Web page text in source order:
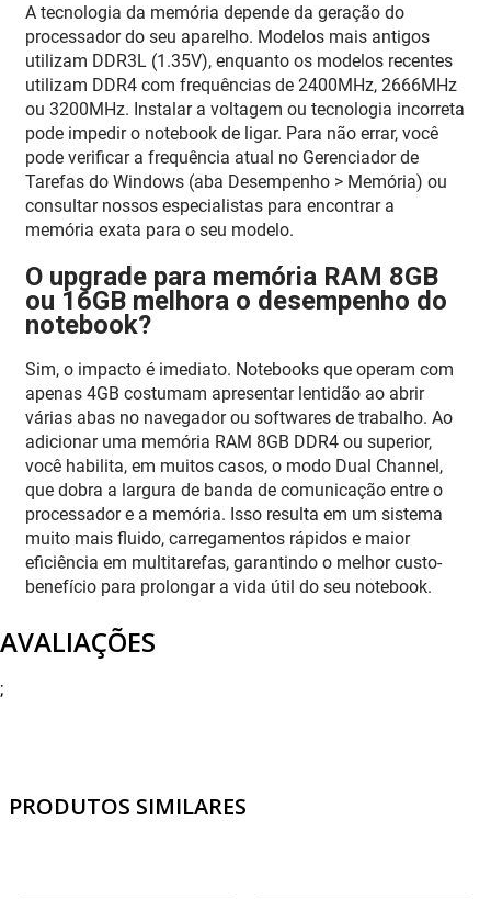
A tecnologia da memória depende da geração do
processador do seu aparelho. Modelos mais antigos
utilizam DDR3L (1.35V), enquanto os modelos recentes
utilizam DDR4 com frequências de 2400MHz, 2666MHz
ou 3200MHz. Instalar a voltagem ou tecnologia incorreta
pode impedir o notebook de ligar. Para não errar, você
pode verificar a frequência atual no Gerenciador de
Tarefas do Windows (aba Desempenho > Memória) ou
consultar nossos especialistas para encontrar a
memória exata para o seu modelo.
O upgrade para memória RAM 8GB
ou 16GB melhora o desempenho do
notebook?
Sim, o impacto é imediato. Notebooks que operam com
apenas 4GB costumam apresentar lentidão ao abrir
várias abas no navegador ou softwares de trabalho. Ao
adicionar uma memória RAM 8GB DDR4 ou superior,
você habilita, em muitos casos, o modo Dual Channel,
que dobra a largura de banda de comunicação entre o
processador e a memória. Isso resulta em um sistema
muito mais fluido, carregamentos rápidos e maior
eficiência em multitarefas, garantindo o melhor custo-
benefício para prolongar a vida útil do seu notebook.
AVALIAÇÕES
;
PRODUTOS SIMILARES